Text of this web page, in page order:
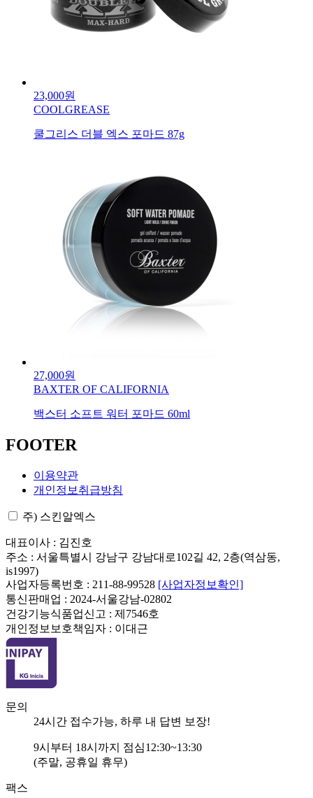
23,000원
COOLGREASE
쿨그리스 더블 엑스 포마드 87g
27,000원
BAXTER OF CALIFORNIA
백스터 소프트 워터 포마드 60ml
FOOTER
이용약관
개인정보취급방침
주) 스킨알엑스
대표이사 : 김진호
주소 : 서울특별시 강남구 강남대로102길 42, 2층(역삼동,
is1997)
사업자등록번호 : 211-88-99528 [사업자정보확인]
통신판매업 : 2024-서울강남-02802
건강기능식품업신고 : 제7546호
개인정보보호책임자 : 이대근
문의
24시간 접수가능, 하루 내 답변 보장!
9시부터 18시까지 점심12:30~13:30
(주말, 공휴일 휴무)
팩스